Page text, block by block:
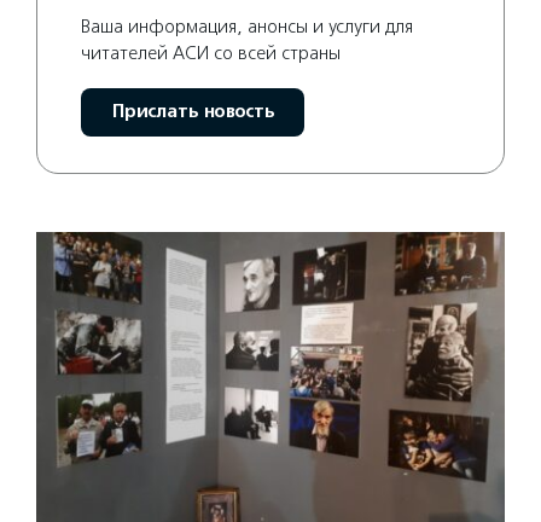
Ваша информация, анонсы и услуги для
читателей АСИ со всей страны
Прислать новость